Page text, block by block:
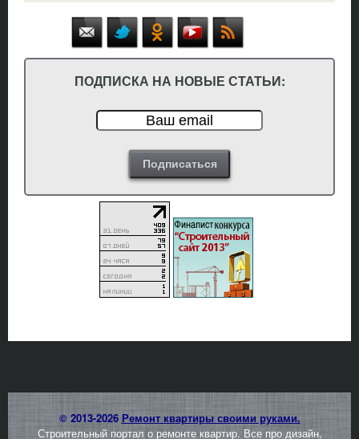
ПОДПИСКА НА НОВЫЕ СТАТЬИ:
© 2013-2026 Ремонт квартиры своими руками.
Строительный портал о ремонте квартир. Все про дизайн,